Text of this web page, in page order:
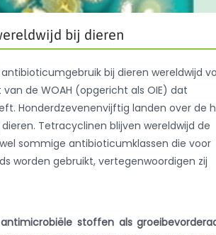
bij dieren
bij dieren wereldwijd
de WOAH (opgericht als OIE) dat
Honderdzevenenvijftig landen over de
Tetracyclinen blijven wereldwijd de
sommige antibioticumklassen die voor
worden gebruikt, vertegenwoordigen zij
stoffen als